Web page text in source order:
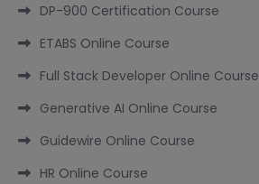
DP-900 Certification Course
ETABS Online Course
Full Stack Developer Online Course
Generative AI Online Course
Guidewire Online Course
HR Online Course